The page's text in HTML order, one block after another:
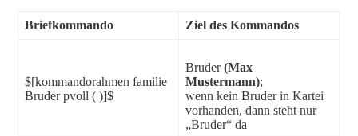
Briefkommando Ziel des Kommandos
$[kommandorahmen familie
Bruder pvoll ( )]$
Bruder(Max
Mustermann);
wenn kein Bruder in Kartei
vorhanden, dann steht nur
„Bruder“ da